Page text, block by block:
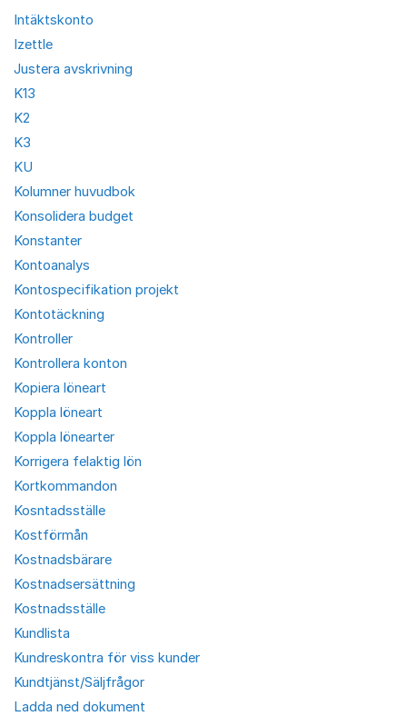
Intäktskonto
Izettle
Justera avskrivning
K13
K2
K3
KU
Kolumner huvudbok
Konsolidera budget
Konstanter
Kontoanalys
Kontospecifikation projekt
Kontotäckning
Kontroller
Kontrollera konton
Kopiera löneart
Koppla löneart
Koppla lönearter
Korrigera felaktig lön
Kortkommandon
Kosntadsställe
Kostförmån
Kostnadsbärare
Kostnadsersättning
Kostnadsställe
Kundlista
Kundreskontra för viss kunder
Kundtjänst/Säljfrågor
Ladda ned dokument